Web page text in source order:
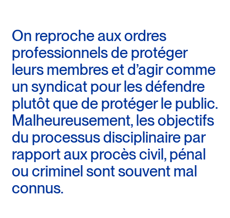
On reproche aux ordres
professionnels de protéger
leurs membres et d’agir comme
un syndicat pour les défendre
plutôt que de protéger le public.
Malheureusement, les objectifs
du processus disciplinaire par
rapport aux procès civil, pénal
ou criminel sont souvent mal
connus.